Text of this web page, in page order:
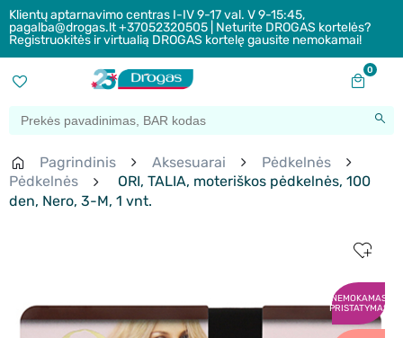
Klientų aptarnavimo centras I-IV 9-17 val. V 9-15:45,
pagalba@drogas.lt +37052320505 | Neturite DROGAS kortelės?
Registruokitės ir virtualią DROGAS kortelę gausite nemokamai!
0
Pagrindinis Aksesuarai
Pėdkelnės
Pėdkelnės
ORI, TALIA, moteriškos pėdkelnės, 100
den, Nero, 3-M, 1 vnt.
NEMOKAMAS
PRISTATYMAS